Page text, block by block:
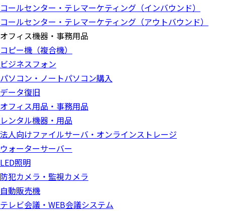
コールセンター・テレマーケティング（インバウンド）
コールセンター・テレマーケティング（アウトバウンド）
オフィス機器・事務用品
コピー機（複合機）
ビジネスフォン
パソコン・ノートパソコン購入
データ復旧
オフィス用品・事務用品
レンタル機器・用品
法人向けファイルサーバ・オンラインストレージ
ウォーターサーバー
LED照明
防犯カメラ・監視カメラ
自動販売機
テレビ会議・WEB会議システム